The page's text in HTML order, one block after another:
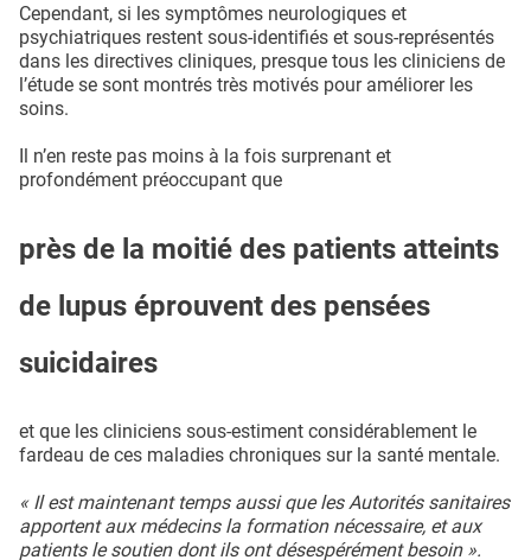
Cependant, si les symptômes neurologiques et
psychiatriques restent sous-identifiés et sous-représentés
dans les directives cliniques, presque tous les cliniciens de
l’étude se sont montrés très motivés pour améliorer les
soins.
Il n’en reste pas moins à la fois surprenant et
profondément préoccupant que
près de la moitié des patients atteints
de lupus éprouvent des pensées
suicidaires
et que les cliniciens sous-estiment considérablement le
fardeau de ces maladies chroniques sur la santé mentale.
« Il est maintenant temps aussi que les Autorités sanitaires
apportent aux médecins la formation nécessaire, et aux
patients le soutien dont ils ont désespérément besoin ».